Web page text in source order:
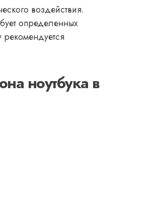
воздействия.
определенных
ноутбука в